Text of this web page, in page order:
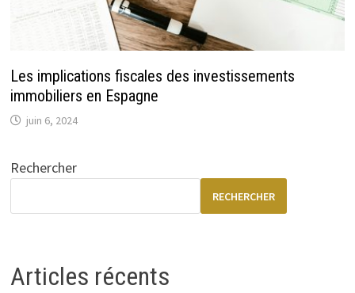
Les implications fiscales des investissements
immobiliers en Espagne
juin 6, 2024
Rechercher
RECHERCHER
Articles récents